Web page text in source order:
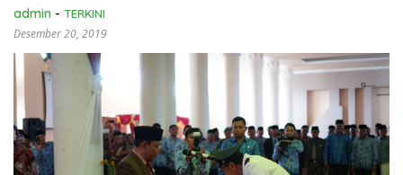
admin - TERKINI
Desember 20, 2019